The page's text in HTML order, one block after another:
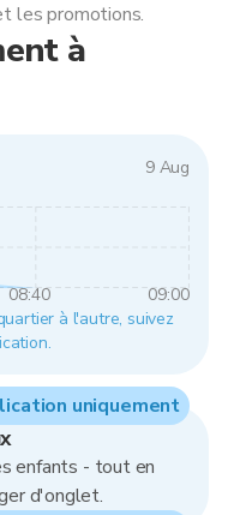
à
9 Aug
08:40
09:00
à l'autre, suivez
9 Aug 2026
les promotions.
enfants - tout en
d'onglet.
uniquement